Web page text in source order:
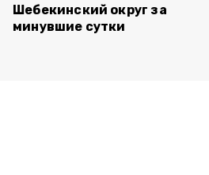
Шебекинский округ за
минувшие сутки